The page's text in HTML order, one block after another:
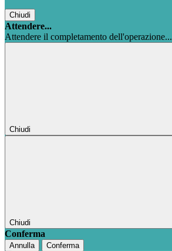
Chiudi
Attendere...
Attendere il completamento dell'operazione...
Chiudi
Chiudi
Conferma
Annulla Conferma